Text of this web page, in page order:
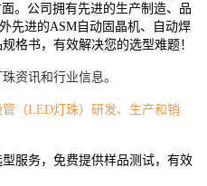
。公司拥有先进的生产制造、品
先进的ASM自动固晶机、自动焊
格书，有效解决您的选型难题！
资讯和行业信息。
（LED灯珠）研发、生产和销
服务，免费提供样品测试，有效